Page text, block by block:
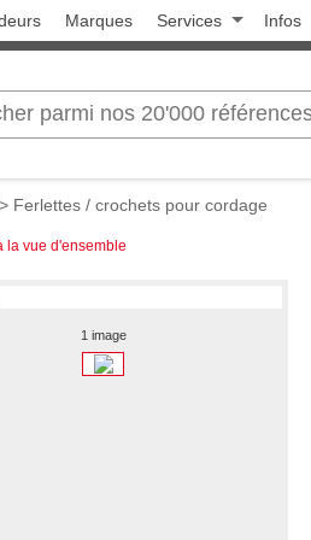
Marques Services Infos
> Ferlettes / crochets pour cordage
la vue d'ensemble
1 image